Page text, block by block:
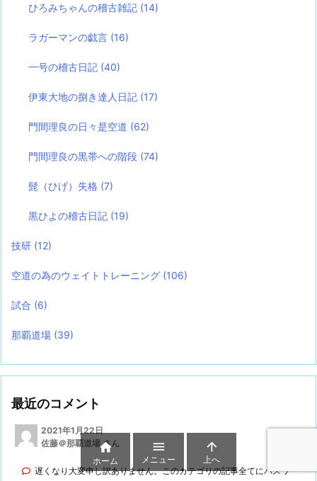
ひろみちゃんの稽古雑記 (14)
ラガーマンの戯言 (16)
一号の稽古日記 (40)
伊東大地の捌き達人日記 (17)
門間理良の日々是空道 (62)
門間理良の黒帯への階段 (74)
髭（ひげ）失格 (7)
黒ひよの稽古日記 (19)
技研 (12)
空道の為のウェイトトレーニング (106)
試合 (6)
那覇道場 (39)
最近のコメント
2021年1月22日
佐藤＠那覇道場 さん
遅くなり大変申し訳ありません。このカテゴリの記事全てにパスワー

ホーム

メニュー

上へ